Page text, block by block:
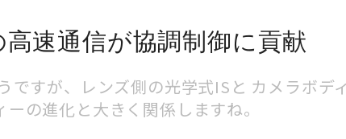
速通信が協調制御に貢献
ですが、レンズ側の光学式ISと カメラボデ
ーの進化と大きく関係しますね。